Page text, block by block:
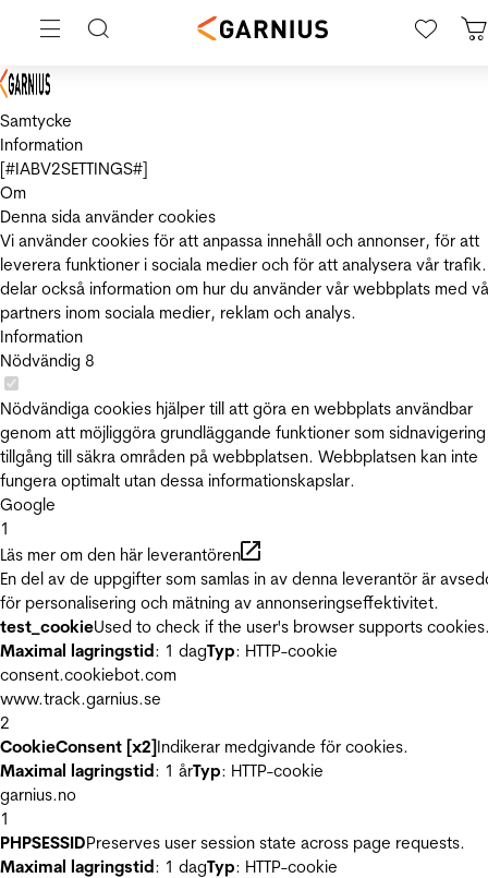
Samtycke
Information
[#IABV2SETTINGS#]
Om
Denna sida använder cookies
Vi använder cookies för att anpassa innehåll och annonser, för att
leverera funktioner i sociala medier och för att analysera vår
delar också information om hur du använder vår webbplats med
partners inom sociala medier, reklam och analys.
Information
Nödvändig 8
Nödvändiga cookies hjälper till att göra en webbplats användbar
genom att möjliggöra grundläggande funktioner som
tillgång till säkra områden på webbplatsen. Webbplatsen kan inte
fungera optimalt utan dessa informationskapslar.
Google
1
Läs mer om den här leverantören
En del av de uppgifter som samlas in av denna leverantör är
för personalisering och mätning av annonseringseffektivitet.
test_cookieUsed to check if the user's browser supports
Maximal lagringstid: 1 dagTyp: HTTP-cookie
consent.cookiebot.com
www.track.garnius.se
2
CookieConsent [x2]Indikerar medgivande för cookies.
Maximal lagringstid: 1 årTyp: HTTP-cookie
garnius.no
1
PHPSESSIDPreserves user session state across page requests.
Maximal lagringstid: 1 dagTyp: HTTP-cookie